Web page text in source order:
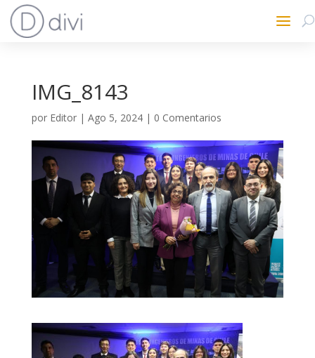
IMG_8143
por Editor| Ago 5, 2024| 0 Comentarios